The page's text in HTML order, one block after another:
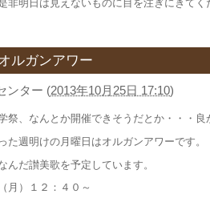
非明日は見えないものに目を注ぎにきてく
ルガンアワー
ンター (2013年10月25日 17:10)
祭、なんとか開催できそうだとか・・・良
た週明けの月曜日はオルガンアワーです。
んだ讃美歌を予定しています。
月）１２：４０～